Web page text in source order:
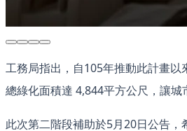
工務局指出，自105年推動此計畫以
總綠化面積達 4,844平方公尺，讓城
此次第二階段補助於5月20日公告，